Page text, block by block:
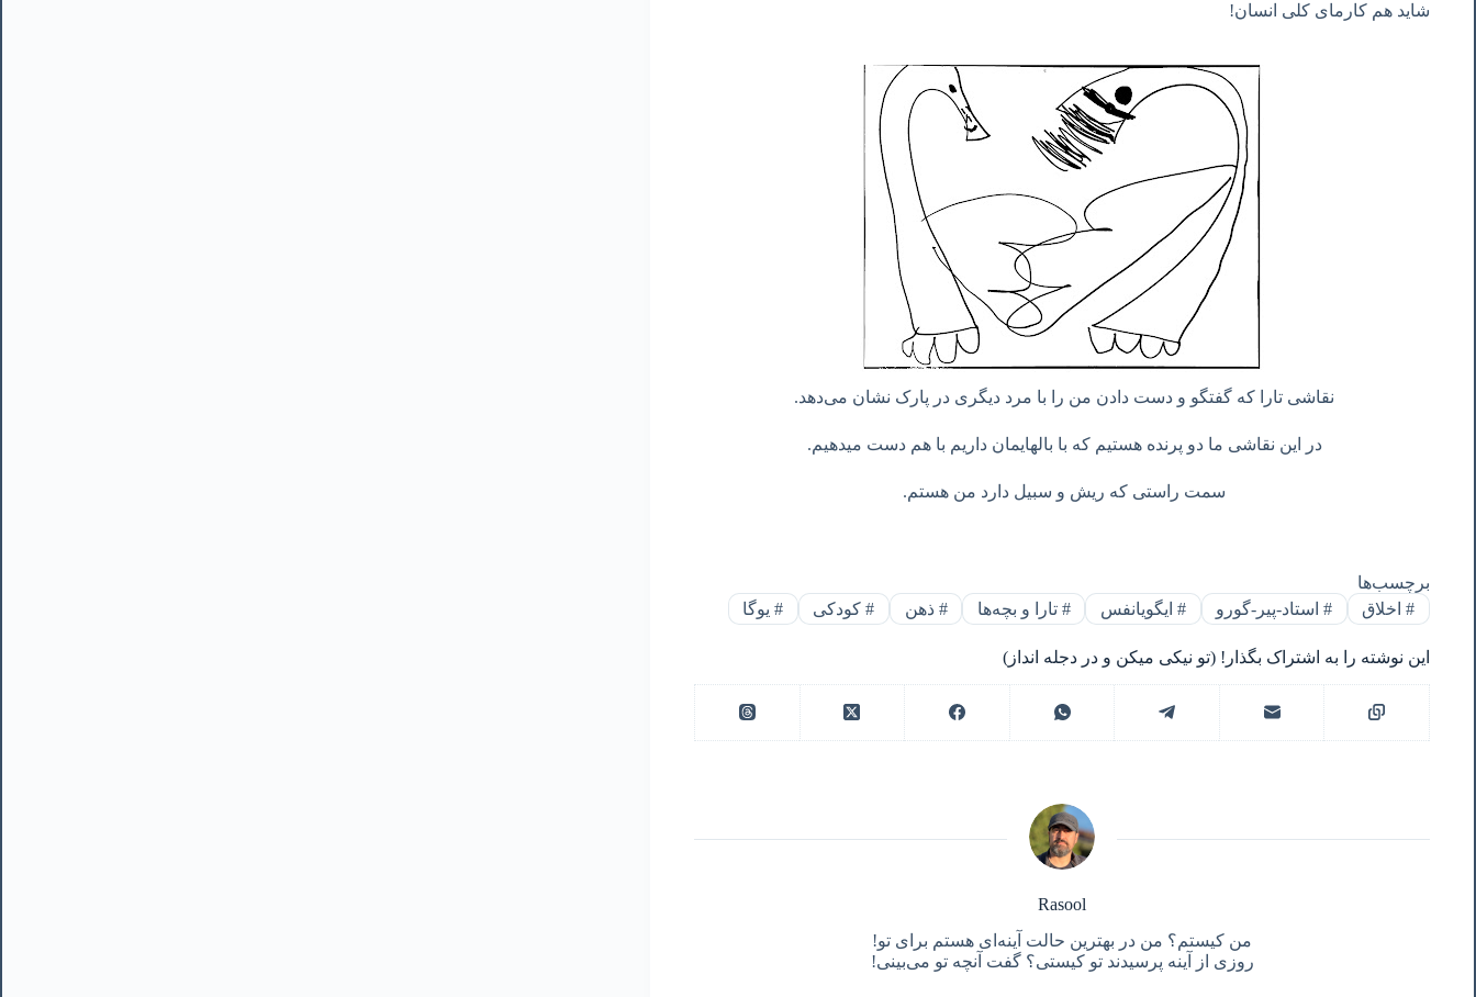
شاید هم کارمای کلی انسان!
نقاشی تارا که گفتگو و دست دادن من را با مرد دیگری در پارک نشان می‌دهد.
در این نقاشی ما دو پرنده هستیم که با بالهایمان داریم با هم دست میدهیم.
سمت راستی که ریش و سبیل دارد من هستم.
برچسب‌ها
#اخلاق #استاد-پیر-گورو #ایگویانفس # تارا و بچه‌ها # ذهن #کودکی #یوگا
این نوشته را به اشتراک بگذار! (تو نیکی میکن و در دجله انداز)
Rasool
من کیستم؟ من در بهترین حالت آینه‌ای هستم برای تو!
روزی از آینه پرسیدند تو کیستی؟ گفت آنچه تو می‌بینی!